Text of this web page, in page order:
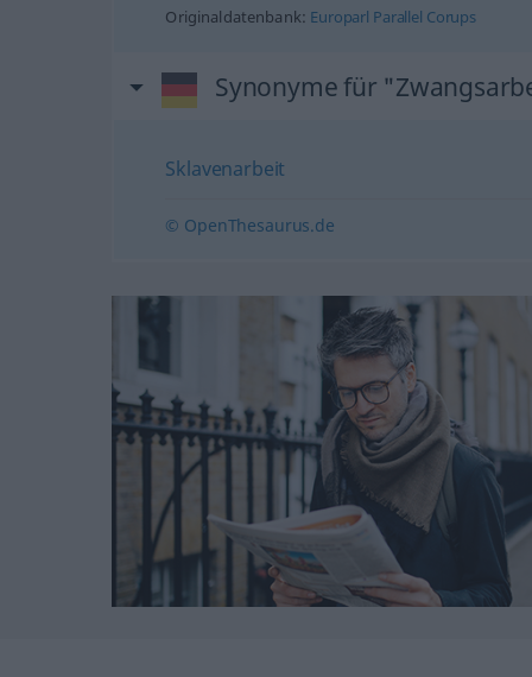
Originaldatenbank: Europarl Parallel Corups
Synonyme für
Sklavenarbeit
© OpenThesaurus.de